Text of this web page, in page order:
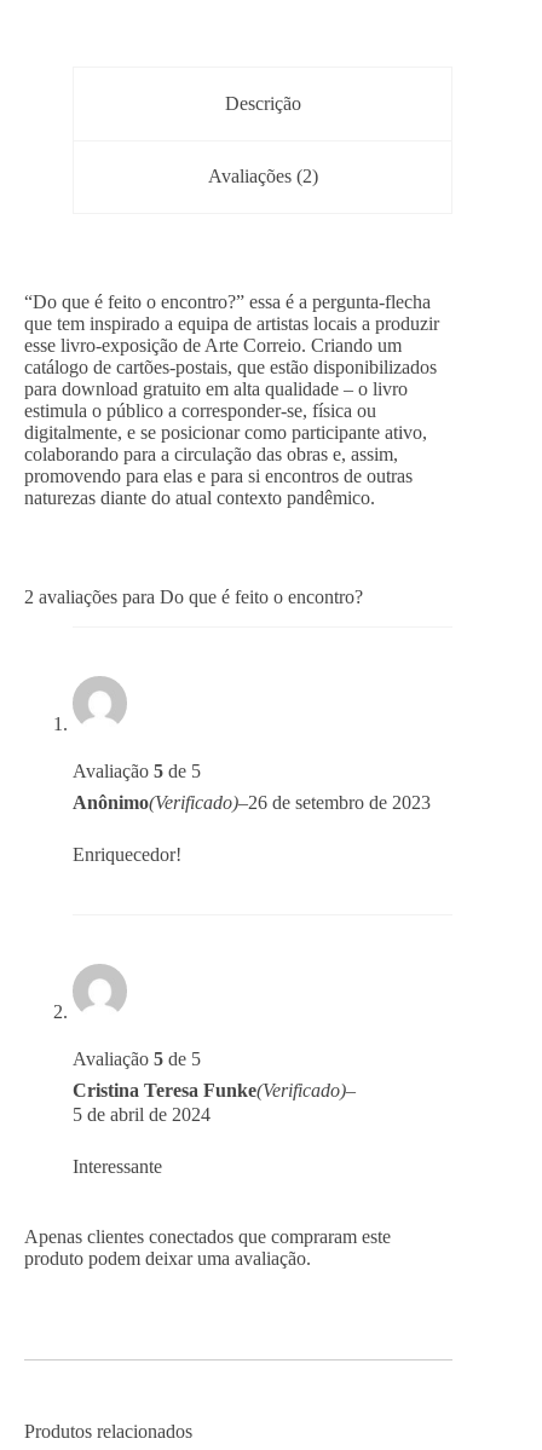
Descrição
Avaliações (2)
“Do que é feito o encontro?” essa é a pergunta-flecha
que tem inspirado a equipa de artistas locais a produzir
esse livro-exposição de Arte Correio. Criando um
catálogo de cartões-postais, que estão disponibilizados
para download gratuito em alta qualidade – o livro
estimula o público a corresponder-se, física ou
digitalmente, e se posicionar como participante ativo,
colaborando para a circulação das obras e, assim,
promovendo para elas e para si encontros de outras
naturezas diante do atual contexto pandêmico.
2 avaliações para Do que é feito o encontro?
Avaliação 5 de 5
Anônimo(Verificado)–26 de setembro de 2023
Enriquecedor!
Avaliação 5 de 5
Cristina Teresa Funke(Verificado)–
5 de abril de 2024
Interessante
Apenas clientes conectados que compraram este
produto podem deixar uma avaliação.
Produtos relacionados